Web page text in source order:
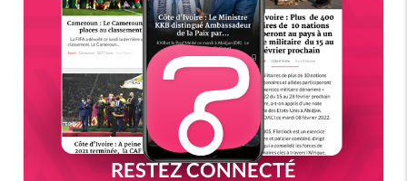
RESTEZ CONNECTÉ